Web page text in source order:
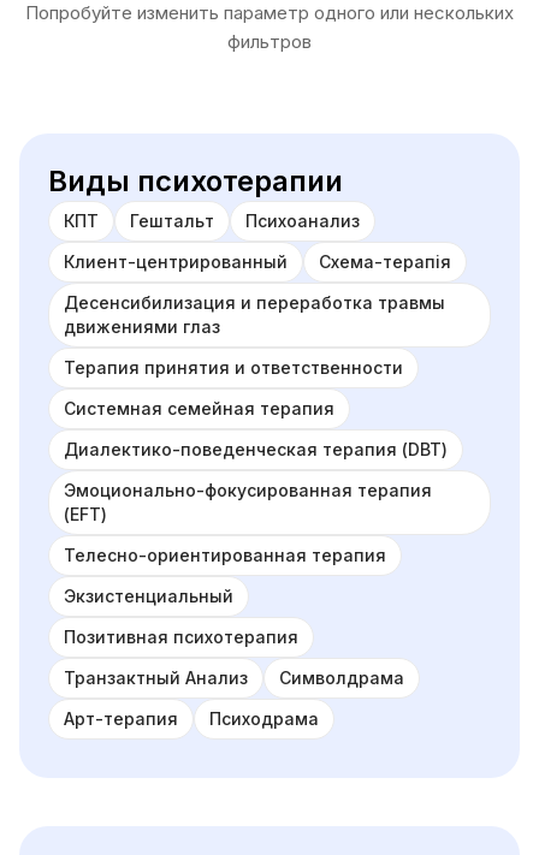
Попробуйте изменить параметр одного или нескольких
фильтров
Виды психотерапии
КПТ Гештальт
Психоанализ
Клиент-центрированный
Схема-терапія
Десенсибилизация и переработка травмы
движениями глаз
Терапия принятия и ответственности
Системная семейная терапия
Диалектико-поведенческая терапия (DBT)
Эмоционально-фокусированная терапия
(EFT)
Телесно-ориентированная терапия
Экзистенциальный
Позитивная психотерапия
Транзактный Анализ
Символдрама
Арт-терапия
Психодрама